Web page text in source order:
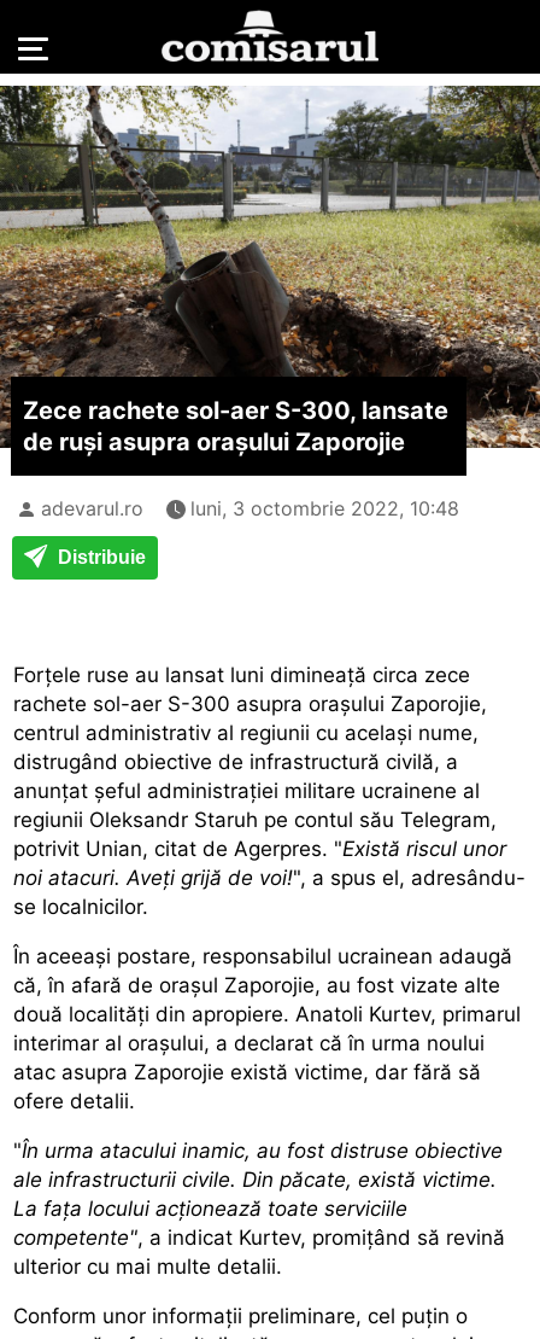
Zece rachete sol-aer S-300, lansate
de ruși asupra orașului Zaporojie
adevarul.ro luni, 3 octombrie 2022, 10:48
Distribuie
Forţele ruse au lansat luni dimineaţă circa zece
rachete sol-aer S-300 asupra oraşului Zaporojie,
centrul administrativ al regiunii cu acelaşi nume,
distrugând obiective de infrastructură civilă, a
anunţat şeful administraţiei militare ucrainene al
regiunii Oleksandr Staruh pe contul său Telegram,
potrivit Unian, citat de Agerpres. "Există riscul unor
noi atacuri. Aveţi grijă de voi!", a spus el, adresându-
se localnicilor.
În aceeaşi postare, responsabilul ucrainean adaugă
că, în afară de oraşul Zaporojie, au fost vizate alte
două localităţi din apropiere. Anatoli Kurtev, primarul
interimar al oraşului, a declarat că în urma noului
atac asupra Zaporojie există victime, dar fără să
ofere detalii.
"În urma atacului inamic, au fost distruse obiective
ale infrastructurii civile. Din păcate, există victime.
La faţa locului acţionează toate serviciile
competente", a indicat Kurtev, promiţând să revină
ulterior cu mai multe detalii.
Conform unor informaţii preliminare, cel puţin o